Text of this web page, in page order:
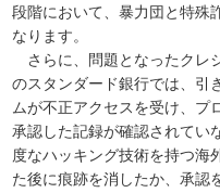
段階において、暴力団と特殊
なります。
さらに、問題となったクレ
のスタンダード銀行では、引
ムが不正アクセスを受け、プ
承認した記録が確認されてい
度なハッキング技術を持つ海
た後に痕跡を消したか、承認